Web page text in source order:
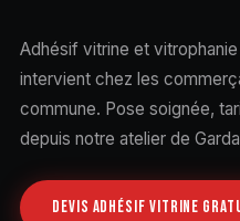
Adhésif vitrine et
intervient chez les
commune. Pose soignée,
depuis notre atelier de
DEVIS ADHÉSIF VITRINE